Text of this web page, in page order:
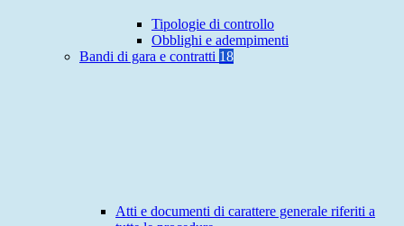
Tipologie di controllo
Obblighi e adempimenti
Bandi di gara e contratti 18
Atti e documenti di carattere generale riferiti a